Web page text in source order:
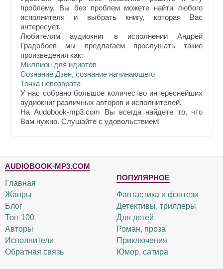
проблему. Вы без проблем можете найти любого
исполнителя и выбрать книгу, которая Вас
интересует.
Любителям аудиокниг в исполнении Андрей
Градобоев мы предлагаем прослушать такие
произведения как:
Миллион для идиотов
Сознание Дзен, сознание начинающего
Точка невозврата
У нас собрано большое количество интереснейших
аудиокниг различных авторов и исполнителей.
На Audobook-mp3.com Вы всегда найдете то, что
Вам нужно. Слушайте с удовольствием!
AUDIOBOOK-MP3.COM
Главная
Жанры
Блог
Топ-100
Авторы
Исполнители
Обратная связь
ПОПУЛЯРНОЕ
Фантастика и фэнтези
Детективы, триллеры
Для детей
Роман, проза
Приключения
Юмор, сатира